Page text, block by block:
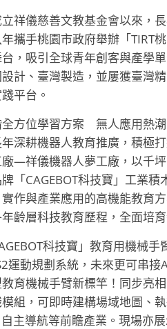
祥儀慈善文教基金會以來，
攜手桃園市政府舉辦「TIRT
，吸引全球青年創客與產學
計、臺灣製造，並屢獲臺灣
平台。
全方位學習方案 無人應用熱
深耕機器人教育推廣，積極
—祥儀機器人夢工廠，以千
「CAGEBOT科技寶」工業
作與產業應用的高機能教育
齡層科技教育歷程，全面培
科技寶」教育用機械
運動規劃系統，未來更可串
育機械手臂新標竿！同步亮
組，可即時建構場域地圖、
主導航等前瞻產業。現場亦